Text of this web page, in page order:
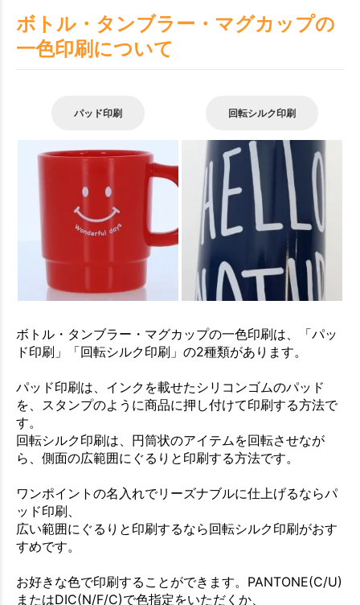
ボトル・タンブラー・マグカップの
一色印刷について
パッド印刷 回転シルク印刷
ボトル・タンブラー・マグカップの一色印刷は、「パッ
ド印刷」「回転シルク印刷」の2種類があります。
パッド印刷は、インクを載せたシリコンゴムのパッド
を、スタンプのように商品に押し付けて印刷する方法で
す。
回転シルク印刷は、円筒状のアイテムを回転させなが
ら、側面の広範囲にぐるりと印刷する方法です。
ワンポイントの名入れでリーズナブルに仕上げるならパ
ッド印刷、
広い範囲にぐるりと印刷するなら回転シルク印刷がおす
すめです。
お好きな色で印刷することができます。PANTONE(C/U)
またはDIC(N/F/C)で色指定をいただくか、